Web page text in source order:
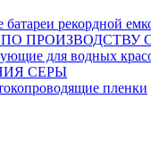
рекордной
ПРОИЗВОДСТВУ
для водных
СЕРЫ
пленки